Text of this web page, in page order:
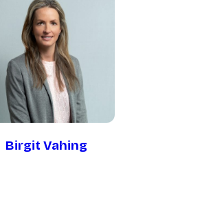
Birgit Vahing